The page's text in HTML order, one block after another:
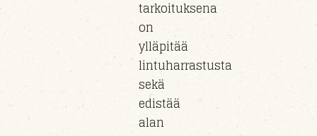
tarkoituksena
on
ylläpitää
lintuharrastusta
sekä
edistää
alan